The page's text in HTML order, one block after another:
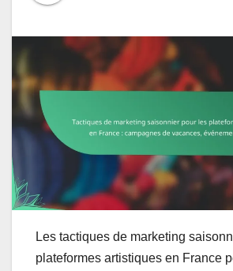
Les tactiques de marketing
plateformes artistiques en France